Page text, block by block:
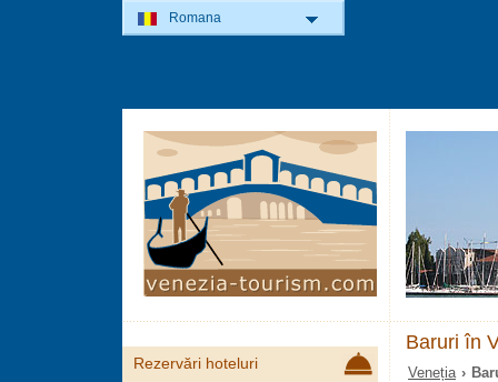
Baruri în
Veneția ›
Rezervări hoteluri
Romana